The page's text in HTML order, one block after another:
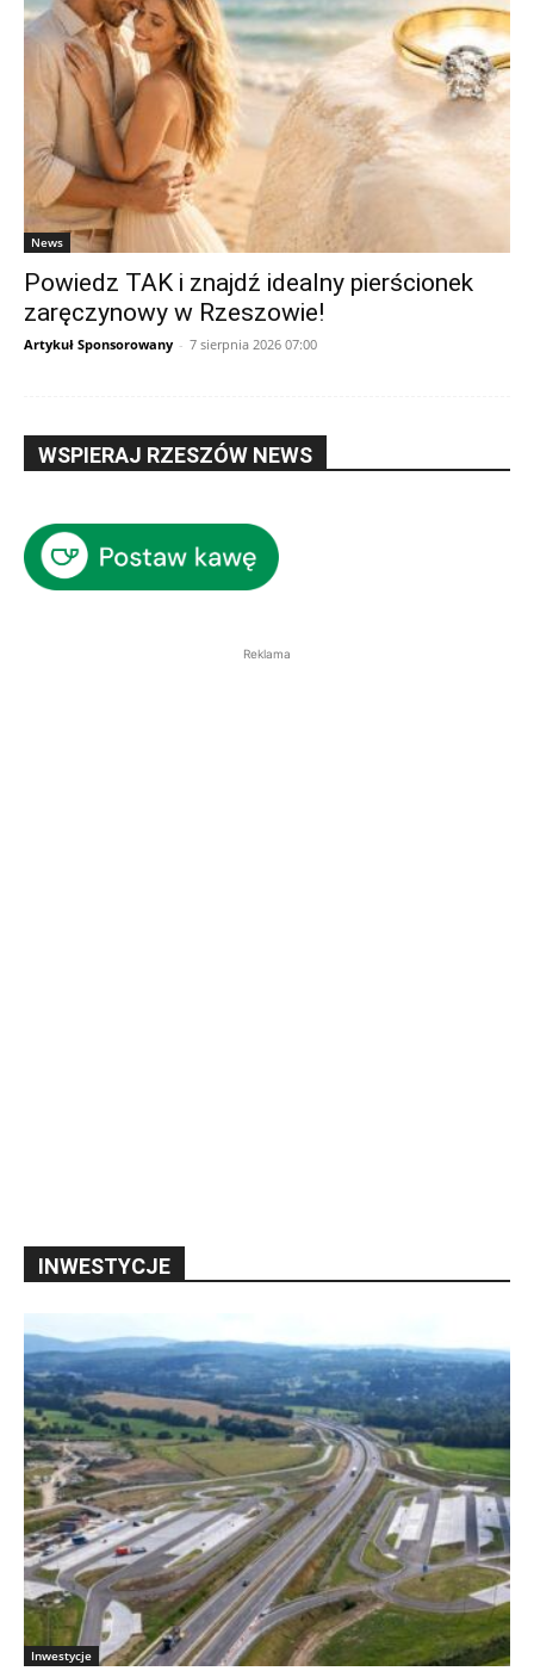
News
Powiedz TAK i znajdź idealny pierścionek
zaręczynowy w Rzeszowie!
Artykuł Sponsorowany - 7 sierpnia 2026 07:00
WSPIERAJ RZESZÓW NEWS
Reklama
INWESTYCJE
Inwestycje